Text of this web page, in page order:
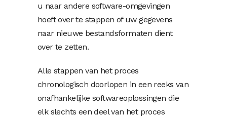
u naar andere software-omgevingen
hoeft over te stappen of uw gegevens
naar nieuwe bestandsformaten dient
over te zetten.
Alle stappen van het proces
chronologisch doorlopen in een reeks van
onafhankelijke softwareoplossingen die
elk slechts een deel van het proces